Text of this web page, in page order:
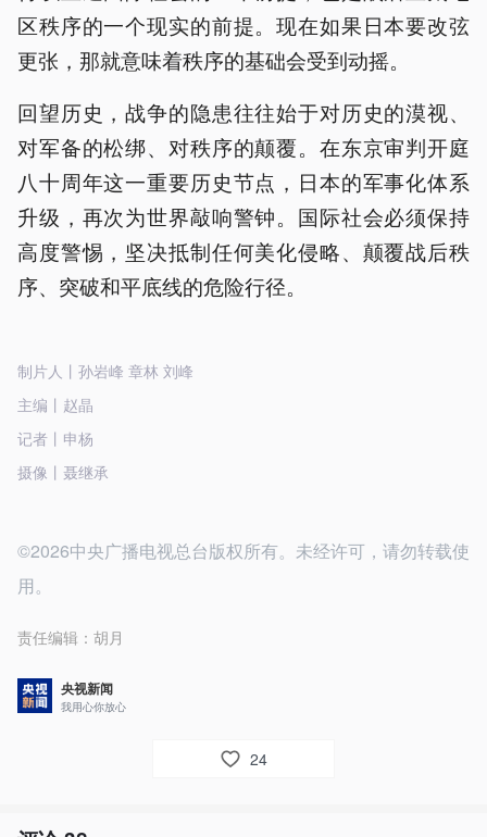
区秩序的一个现实的前提。现在如果日本要改弦
更张，那就意味着秩序的基础会受到动摇。
回望历史，战争的隐患往往始于对历史的漠视、
对军备的松绑、对秩序的颠覆。在东京审判开庭
八十周年这一重要历史节点，日本的军事化体系
升级，再次为世界敲响警钟。国际社会必须保持
高度警惕，坚决抵制任何美化侵略、颠覆战后秩
序、突破和平底线的危险行径。
制片人丨孙岩峰 章林 刘峰
主编丨赵晶
记者丨申杨
摄像丨聂继承
©2026中央广播电视总台版权所有。未经许可，请勿转载使
用。
责任编辑： 胡月
央视新闻
我用心你放心
24